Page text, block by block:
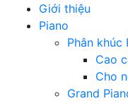
Giới thiệu
Piano
Phân khúc
Cao
Cho
Grand